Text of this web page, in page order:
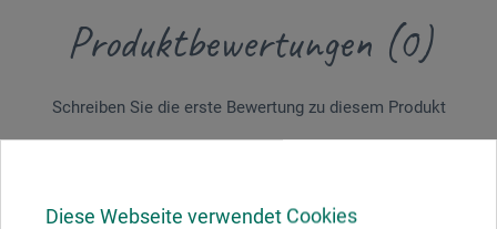
Diese Webseite verwendet Cookies
Produktbewertungen (0)
Schreiben Sie die erste Bewertung zu diesem Produkt